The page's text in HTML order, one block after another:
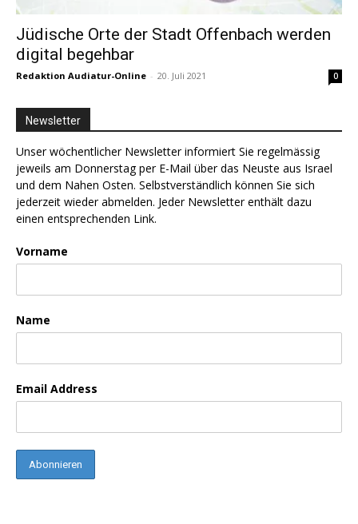
Jüdische Orte der Stadt Offenbach werden
digital begehbar
Redaktion Audiatur-Online - 20. Juli 2021 0
Newsletter
Unser wöchentlicher Newsletter informiert Sie regelmässig
jeweils am Donnerstag per E-Mail über das Neuste aus Israel
und dem Nahen Osten. Selbstverständlich können Sie sich
jederzeit wieder abmelden. Jeder Newsletter enthält dazu
einen entsprechenden Link.
Vorname
Name
Email Address